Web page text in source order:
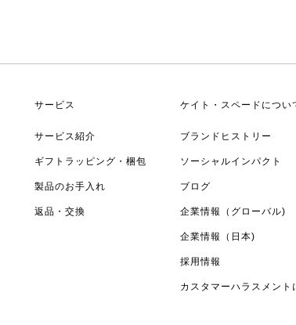
サービス
サービス紹介
ギフトラッピング・梱包
製品のお手入れ
返品・交換
ケイト・スペードについ
ブランドヒストリー
ソーシャルインパクト
ブログ
企業情報（グローバル)
企業情報（日本)
採用情報
カスタマーハラスメント